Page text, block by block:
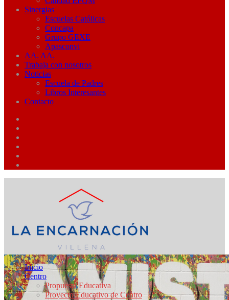
Sinergias
Escuelas Católicas
Concapa
Grupo GEXE
Apasconvi
AA. AA.
Trabaja con nosotros
Noticias
Escuela de Padres
Libros Interesantes
Contacto
Inicio
Centro
Propuesta Educativa
Proyecto Educativo de Centro